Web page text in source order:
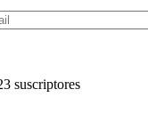
suscriptores